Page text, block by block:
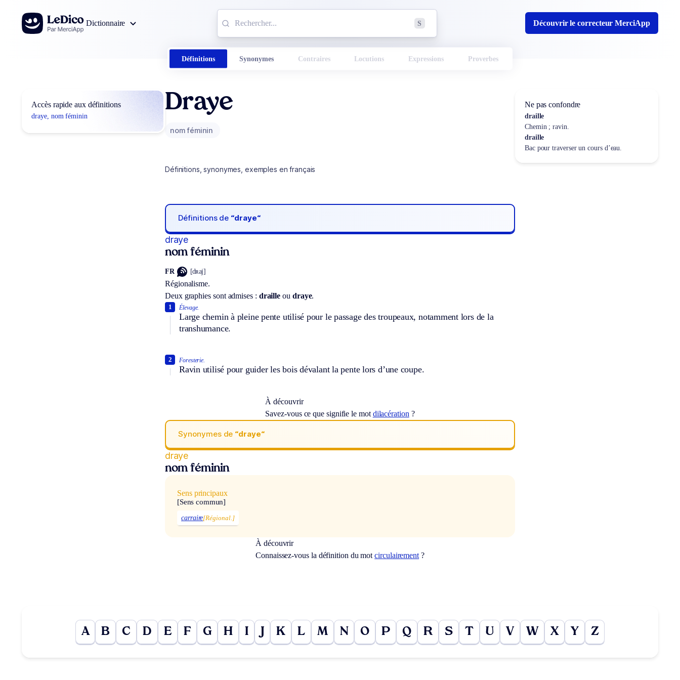
Aller au contenu
Dictionnaire
S Découvrir le correcteur MerciApp
Définitions Synonymes Contraires Locutions Expressions Proverbes
Accès rapide aux définitions
draye, nom féminin
Draye
nom féminin
Définitions, synonymes, exemples en français
Définitions de “draye“
draye
nom féminin
FR [dʀaj]
Régionalisme.
Deux graphies sont admises : draille ou draye.
Élevage.
Large chemin à pleine pente utilisé pour le passage des troupeaux, notamment lors de la
transhumance.
1
Foresterie.
Ravin utilisé pour guider les bois dévalant la pente lors d’une coupe.
2
À découvrir
Savez-vous ce que signifie le mot dilacération ?
Synonymes de “draye“
draye
nom féminin
Sens principaux
[Sens commun]
carraire[Régional.]
À découvrir
Connaissez-vous la définition du motcirculairement ?
Ne pas confondre
draille
Chemin ; ravin.
draille
Bac pour traverser un cours d’eau.
A B C D E F G H I J K L M N O P Q R S T U V W X Y Z